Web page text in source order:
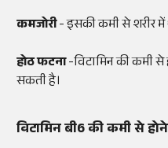
कमजोरी- इसकी कमी से शरीर
होठ फटना-विटामिन की कमी
सकती है।
विटामिन बी6 की कमी से